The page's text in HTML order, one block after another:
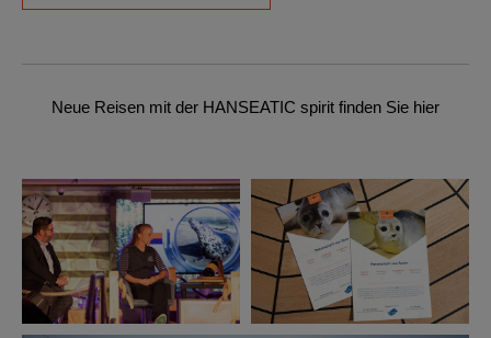
Neue Reisen mit der HANSEATIC spirit finden Sie hier